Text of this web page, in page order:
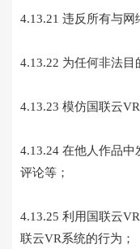
4.13.21 违反所有与网
4.13.22 为任何非法目
4.13.23 模仿国联云
4.13.24 在他人作品中
评论等；
4.13.25 利用国联云
联云VR系统的行为；